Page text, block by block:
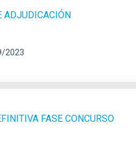
ADJUDICACIÓN
2023
FASE CONCURSO